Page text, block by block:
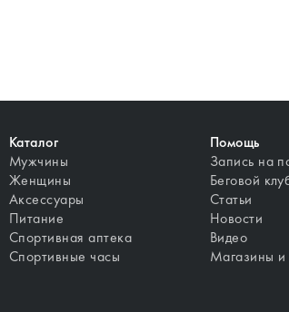
Каталог
Мужчины
Женщины
Аксессуары
Питание
Спортивная аптека
Спортивные часы
Помощь
Запись на
Беговой
Статьи
Новости
Видео
Магазины и